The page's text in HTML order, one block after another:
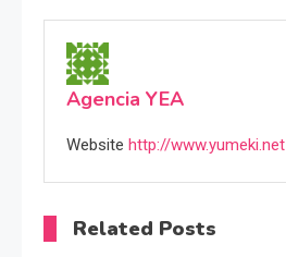
Agencia YEA
Website http://www.yumeki.net
Related Posts